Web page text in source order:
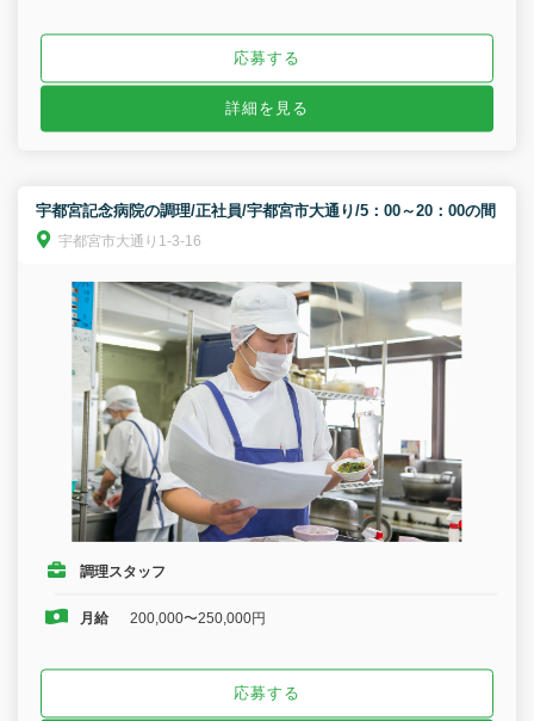
応募する
詳細を見る
宇都宮記念病院の調理/正社員/宇都宮市大通り/5：00～20：00の間
宇都宮市大通り1-3-16
調理スタッフ
月給 200,000〜250,000円
応募する